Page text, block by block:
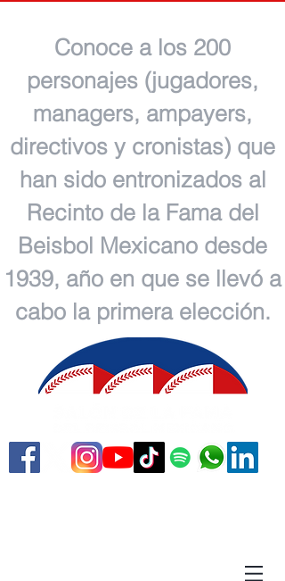
Conoce a los 200
personajes (jugadores,
managers, ampayers,
directivos y cronistas) que
han sido entronizados al
Recinto de la Fama del
Beisbol Mexicano desde
1939, año en que se llevó a
cabo la primera elección.